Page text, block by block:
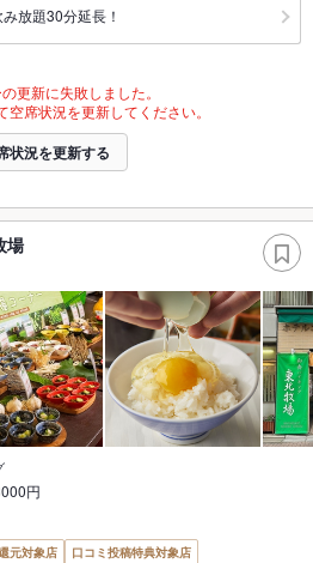
放題30分延長！
更新に失敗しました。
席状況を更新してください。
状況を更新する
場
円
元対象店
口コミ投稿特典対象店